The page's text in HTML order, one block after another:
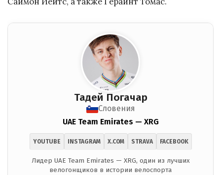
Тадей Погачар
Словения
UAE Team Emirates — XRG
YOUTUBE INSTAGRAM X.COM STRAVA FACEBOOK
Лидер UAE Team Emirates — XRG, один из лучших
велогонщиков в истории велоспорта